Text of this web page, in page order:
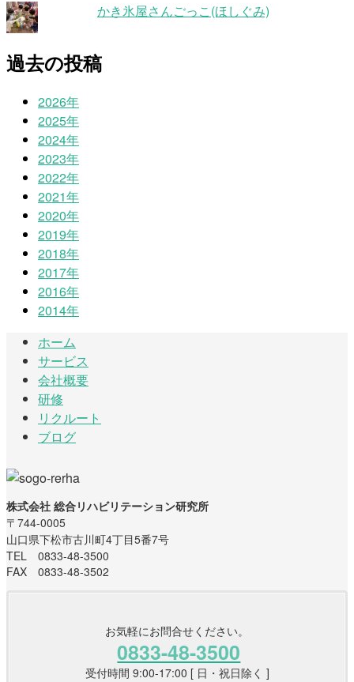
かき氷屋さんごっこ(ほしぐみ)
過去の投稿
2026年
2025年
2024年
2023年
2022年
2021年
2020年
2019年
2018年
2017年
2016年
2014年
ホーム
サービス
会社概要
研修
リクルート
ブログ
株式会社 総合リハビリテーション研究所
〒744-0005
山口県下松市古川町4丁目5番7号
TEL 0833-48-3500
FAX 0833-48-3502
お気軽にお問合せください。
0833-48-3500
受付時間 9:00-17:00 [ 日・祝日除く ]